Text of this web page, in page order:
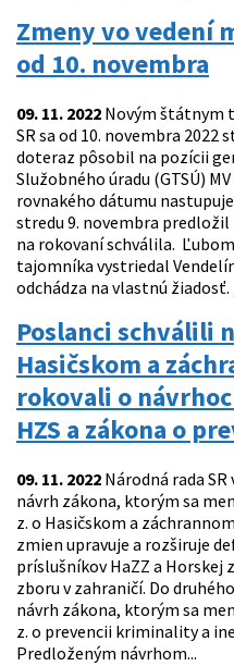
Zmeny vo vedení
od 10. novembra
09. 11. 2022 Novým štátnym
SR sa od 10. novembra
doteraz pôsobil na pozícii
Služobného úradu (GTSÚ)
rovnakého dátumu
stredu 9. novembra
na rokovaní schválila.
tajomníka vystriedal
odchádza na vlastnú žiadosť.
Poslanci schválili
Hasičskom a
rokovali o
HZS a zákona o
09. 11. 2022 Národná rada
návrh zákona, ktorým sa
z. o Hasičskom a
zmien upravuje a rozširuje
príslušníkov HaZZ a Horskej
zboru v zahraničí. Do
návrh zákona, ktorým sa
z. o prevencii kriminality a
Predloženým návrhom...